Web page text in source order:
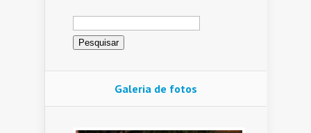
Pesquisar
por:
Galeria de fotos